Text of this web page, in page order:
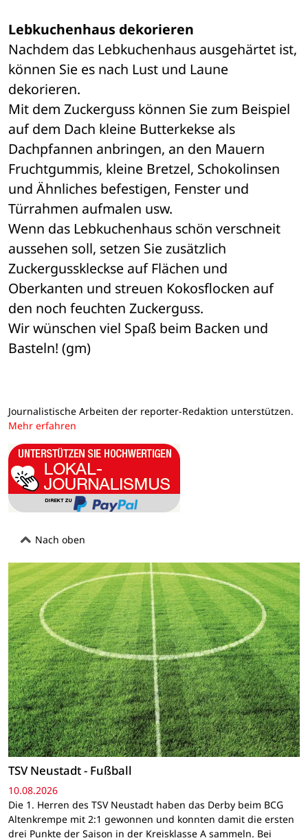
Lebkuchenhaus dekorieren
Nachdem das Lebkuchenhaus ausgehärtet ist,
können Sie es nach Lust und Laune
dekorieren.
Mit dem Zuckerguss können Sie zum Beispiel
auf dem Dach kleine Butterkekse als
Dachpfannen anbringen, an den Mauern
Fruchtgummis, kleine Bretzel, Schokolinsen
und Ähnliches befestigen, Fenster und
Türrahmen aufmalen usw.
Wenn das Lebkuchenhaus schön verschneit
aussehen soll, setzen Sie zusätzlich
Zuckergusskleckse auf Flächen und
Oberkanten und streuen Kokosflocken auf
den noch feuchten Zuckerguss.
Wir wünschen viel Spaß beim Backen und
Basteln! (gm)
Journalistische Arbeiten der reporter-Redaktion unterstützen.
Mehr erfahren
Nach oben
TSV Neustadt - Fußball
10.08.2026
Die 1. Herren des TSV Neustadt haben das Derby beim BCG
Altenkrempe mit 2:1 gewonnen und konnten damit die ersten
drei Punkte der Saison in der Kreisklasse A sammeln. Bei